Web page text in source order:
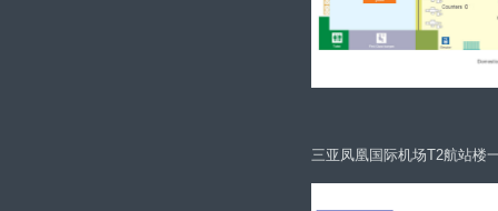
三亚凤凰国际机场T2航站楼